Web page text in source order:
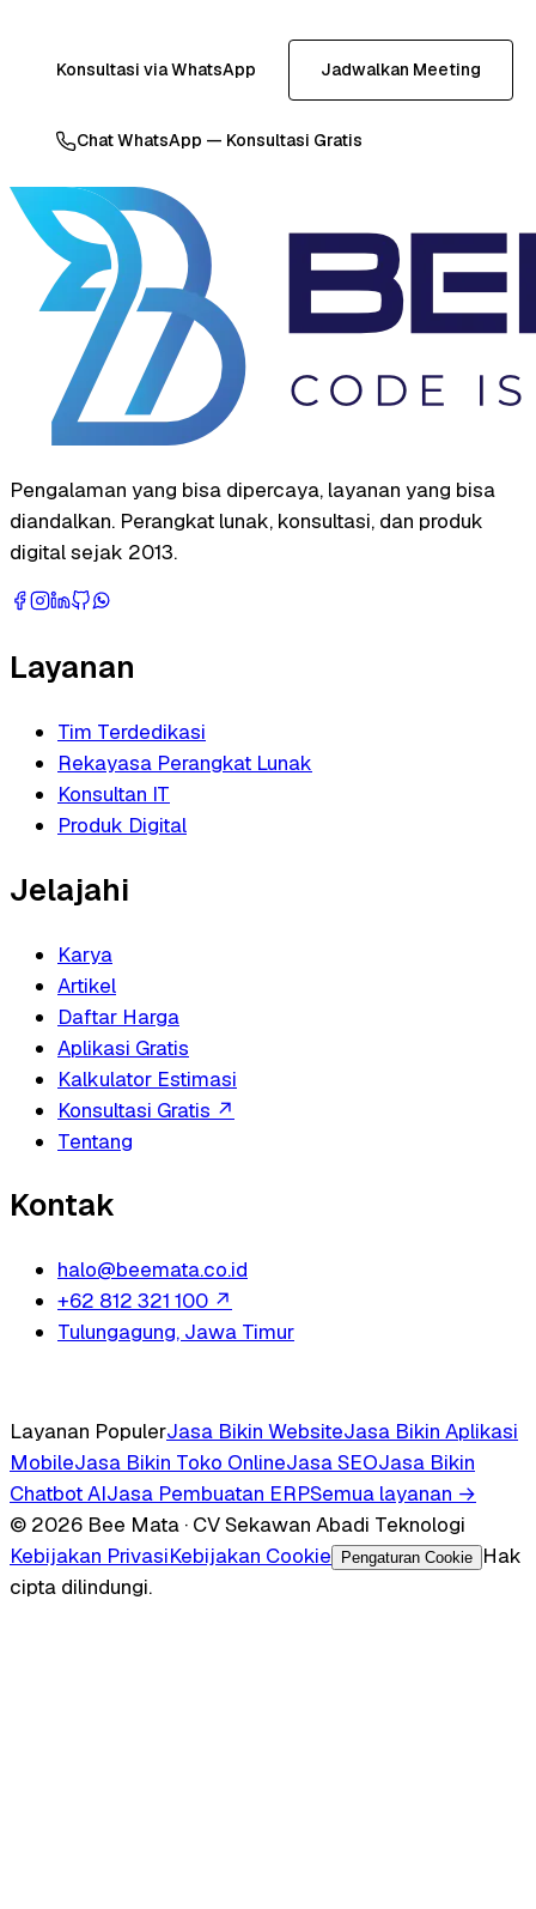
Konsultasi via WhatsApp Jadwalkan Meeting
Chat WhatsApp — Konsultasi Gratis
Pengalaman yang bisa dipercaya, layanan yang bisa
diandalkan. Perangkat lunak, konsultasi, dan produk
digital sejak 2013.
Layanan
Tim Terdedikasi
Rekayasa Perangkat Lunak
Konsultan IT
Produk Digital
Jelajahi
Karya
Artikel
Daftar Harga
Aplikasi Gratis
Kalkulator Estimasi
Konsultasi Gratis ↗
Tentang
Kontak
halo@beemata.co.id
+62 812 321 100 ↗
Tulungagung, Jawa Timur
Layanan PopulerJasa Bikin WebsiteJasa Bikin Aplikasi
MobileJasa Bikin Toko OnlineJasa SEOJasa Bikin
Chatbot AIJasa Pembuatan ERPSemua layanan →
© 2026 Bee Mata · CV Sekawan Abadi Teknologi
Kebijakan PrivasiKebijakan Cookie Pengaturan Cookie
Hak
cipta dilindungi.